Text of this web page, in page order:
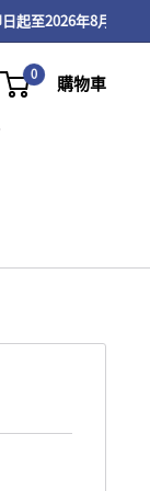
至2026年8月31日，
0 購物車